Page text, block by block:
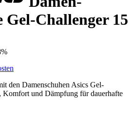
Gel-Challenger 15
den Damenschuhen Asics Gel-
Komfort und Dämpfung für dauerhafte